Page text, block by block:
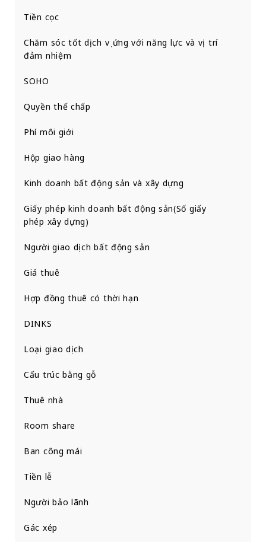
Tiền cọc
Chăm sóc tốt dịch vụ ứng với năng lực và vị trí
đảm nhiệm
SOHO
Quyền thế chấp
Phí môi giới
Hộp giao hàng
Kinh doanh bất động sản và xây dựng
Giấy phép kinh doanh bất động sản(Số giấy
phép xây dựng)
Người giao dịch bất động sản
Giá thuê
Hợp đồng thuê có thời hạn
DINKS
Loại giao dịch
Cấu trúc bằng gỗ
Thuê nhà
Room share
Ban công mái
Tiền lễ
Người bảo lãnh
Gác xép